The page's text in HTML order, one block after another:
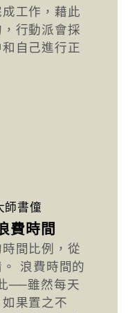
工作，藉此
行動派會採
自己進行正
師書僮
費時間
間比例，從
浪費時間的
──雖然每天
果置之不